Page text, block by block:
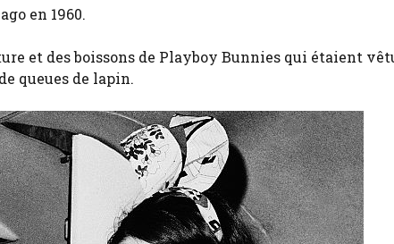
en 1960.
et des boissons de Playboy Bunnies qui étaient
queues de lapin.